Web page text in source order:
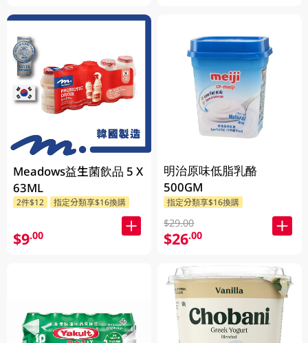
Meadows益生菌飲品 5 X
63ML
2件$12 指定分類享$16換購
$9.00
明治原味低脂乳酪
500GM
指定分類享$16換購
$29.00
$26.00